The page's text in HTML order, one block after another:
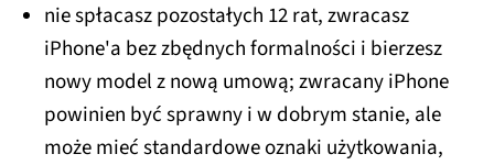
nie spłacasz pozostałych 12 rat, zwracasz
iPhone'a bez zbędnych formalności i bierzesz
nowy model z nową umową; zwracany iPhone
powinien być sprawny i w dobrym stanie, ale
może mieć standardowe oznaki użytkowania,